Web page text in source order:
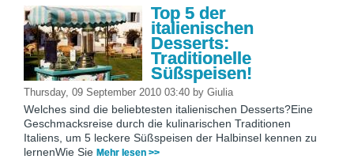
Top 5 der
italienischen
Desserts:
Traditionelle
Süßspeisen!
Thursday, 09 September 2010 03:40 by Giulia
Welches sind die beliebtesten italienischen Desserts?Eine
Geschmacksreise durch die kulinarischen Traditionen
Italiens, um 5 leckere Süßspeisen der Halbinsel kennen zu
lernenWie Sie Mehr lesen >>